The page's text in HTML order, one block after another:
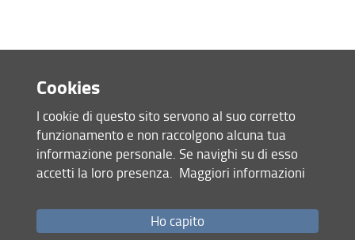
OPENLAB
Site map
RSS feed
Privacy policy
Legal notices
Monitoring
Cookies
I cookie di questo sito servono al suo corretto
funzionamento e non raccolgono alcuna tua
informazione personale. Se navighi su di esso
accetti la loro presenza. Maggiori informazioni
Ho capito